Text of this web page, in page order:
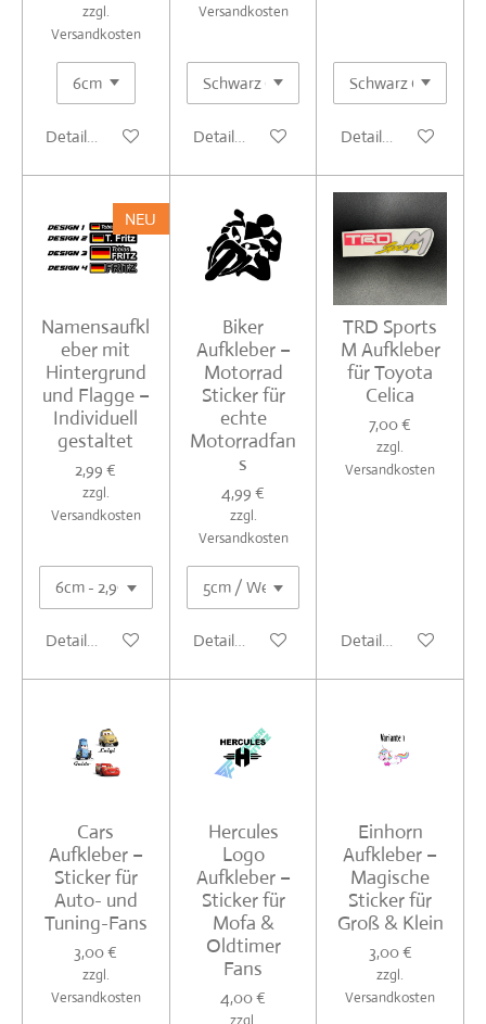
zzgl.
Versandkosten
Details anzeigen
Versandkosten
Details anzeigen Details anzeigen
NEU
Namensaufkl
eber mit
Hintergrund
und Flagge –
Individuell
gestaltet
2,99 €
zzgl.
Versandkosten
Details anzeigen
Biker
Aufkleber –
Motorrad
Sticker für
echte
Motorradfan
s
4,99 €
zzgl.
Versandkosten
Details anzeigen
TRD Sports
M Aufkleber
für Toyota
Celica
7,00 €
zzgl.
Versandkosten
Details anzeigen
Cars
Aufkleber –
Sticker für
Auto- und
Tuning-Fans
3,00 €
zzgl.
Versandkosten
Hercules
Logo
Aufkleber –
Sticker für
Mofa &
Oldtimer
Fans
4,00 €
zzgl.
Einhorn
Aufkleber –
Magische
Sticker für
Groß & Klein
3,00 €
zzgl.
Versandkosten